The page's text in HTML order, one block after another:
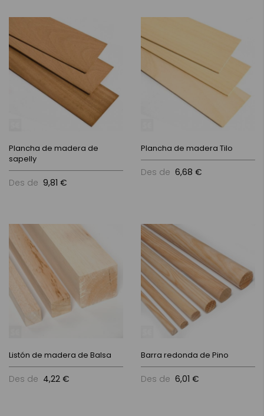
Plancha de madera de
sapelly
Des de 9,81 €
Plancha de madera Tilo
Des de 6,68 €
Listón de madera de Balsa
Des de 4,22 €
Barra redonda de Pino
Des de 6,01 €